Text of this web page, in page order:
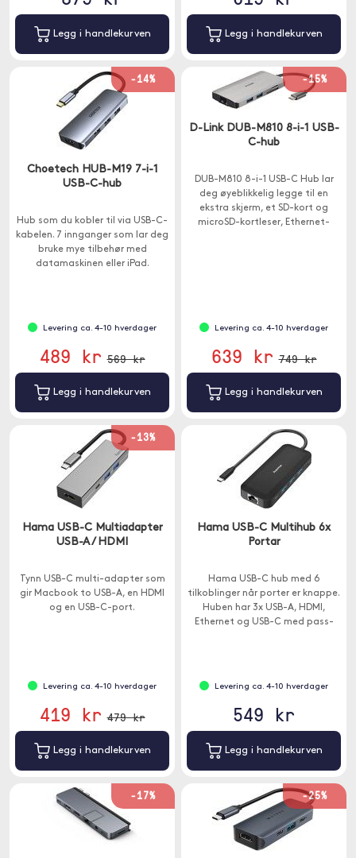
Legg i handlekurven Legg i handlekurven
-14%
Choetech HUB-M19 7-i-1
USB-C-hub
Hub som du kobler til via USB-C-
kabelen. 7 innganger som lar deg
bruke mye tilbehør med
datamaskinen eller iPad.
Levering ca. 4-10 hverdager
489 kr 569 kr
Legg i handlekurven
-15%
D-Link DUB-M810 8-i-1 USB-
C-hub
DUB-M810 8-i-1 USB-C Hub lar
deg øyeblikkelig legge til en
ekstra skjerm, et SD-kort og
microSD-kortleser, Ethernet-
Levering ca. 4-10 hverdager
639 kr 749 kr
Legg i handlekurven
-13%
Hama USB-C Multiadapter
USB-A / HDMI
Tynn USB-C multi-adapter som
gir Macbook to USB-A, en HDMI
og en USB-C-port.
Levering ca. 4-10 hverdager
419 kr 479 kr
Legg i handlekurven
Hama USB-C Multihub 6x
Portar
Hama USB-C hub med 6
tilkoblinger når porter er knappe.
Huben har 3x USB-A, HDMI,
Ethernet og USB-C med pass-
Levering ca. 4-10 hverdager
549 kr
Legg i handlekurven
-17% -25%